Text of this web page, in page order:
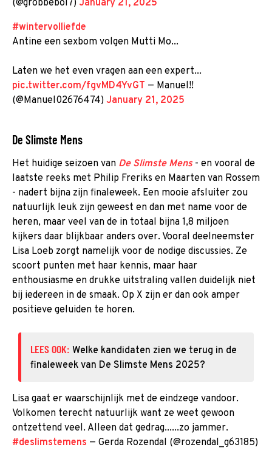
(@grobbebol7) January 21, 2025
#wintervolliefde
Antine een sexbom volgen Mutti Mo...
Laten we het even vragen aan een expert...
pic.twitter.com/fgvMD4YvGT — Manuel!!
(@Manuel02676474) January 21, 2025
De Slimste Mens
Het huidige seizoen van De Slimste Mens- en vooral de
laatste reeks met Philip Freriks en Maarten van Rossem
- nadert bijna zijn finaleweek. Een mooie afsluiter zou
natuurlijk leuk zijn geweest en dan met name voor de
heren, maar veel van de in totaal bijna 1,8 miljoen
kijkers daar blijkbaar anders over. Vooral deelneemster
Lisa Loeb zorgt namelijk voor de nodige discussies. Ze
scoort punten met haar kennis, maar haar
enthousiasme en drukke uitstraling vallen duidelijk niet
bij iedereen in de smaak. Op X zijn er dan ook amper
positieve geluiden te horen.
LEES OOK: Welke kandidaten zien we terug in de
finaleweek van De Slimste Mens 2025?
Lisa gaat er waarschijnlijk met de eindzege vandoor.
Volkomen terecht natuurlijk want ze weet gewoon
ontzettend veel. Alleen dat gedrag......zo jammer.
#deslimstemens — Gerda Rozendal (@rozendal_g63185)